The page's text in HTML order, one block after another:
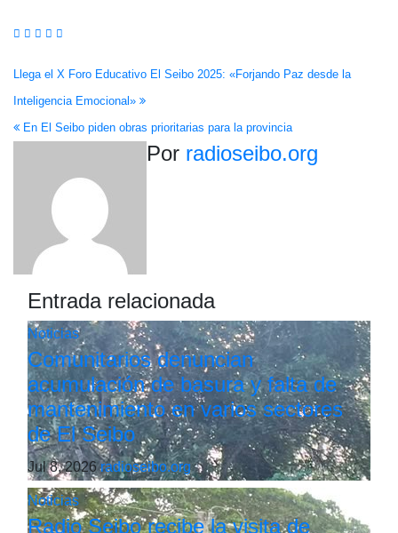
Navegación
de
entradas
Llega el X Foro Educativo El Seibo 2025: «Forjando Paz desde la
Inteligencia Emocional»
En El Seibo piden obras prioritarias para la provincia
Por radioseibo.org
Entrada relacionada
Noticias
Comunitarios denuncian
acumulación de basura y falta de
mantenimiento en varios sectores
de El Seibo
Jul 8, 2026radioseibo.org
Noticias
Radio Seibo recibe la visita de